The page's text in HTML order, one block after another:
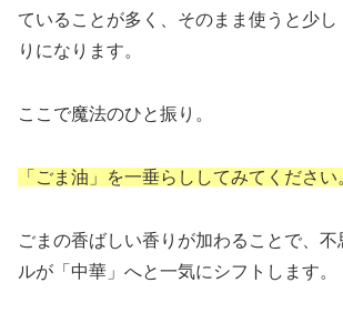
ていることが多く、そのまま使うと少
りになります。
ここで魔法のひと振り。
「ごま油」を一垂らししてみてください
ごまの香ばしい香りが加わることで、不
ルが「中華」へと一気にシフトします。